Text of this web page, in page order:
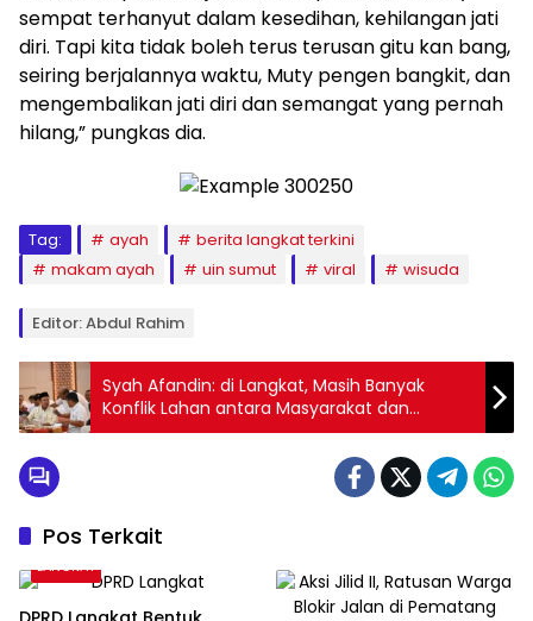
sempat terhanyut dalam kesedihan, kehilangan jati
diri. Tapi kita tidak boleh terus terusan gitu kan bang,
seiring berjalannya waktu, Muty pengen bangkit, dan
mengembalikan jati diri dan semangat yang pernah
hilang,” pungkas dia.
Tag: ayah
berita langkat terkini
makam ayah
uin sumut viral wisuda
Editor: Abdul Rahim
Syah Afandin: di Langkat, Masih Banyak
Konflik Lahan antara Masyarakat dan
Perusahaan
Pos Terkait
LANGKAT